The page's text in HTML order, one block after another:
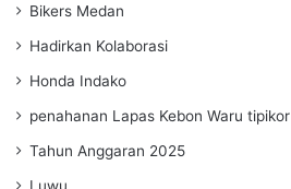
Bikers Medan
Hadirkan Kolaborasi
Honda Indako
penahanan Lapas Kebon Waru tipikor
Tahun Anggaran 2025
Luwu